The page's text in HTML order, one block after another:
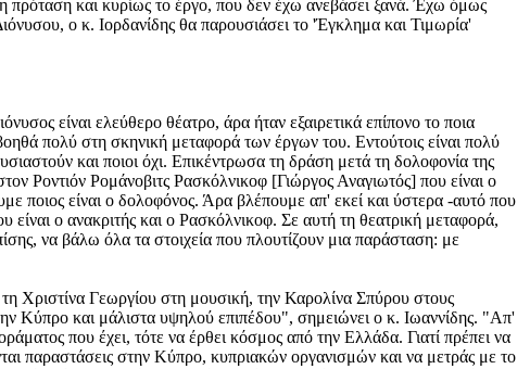
πρόταση και κυρίως το έργο, που δεν έχω ανεβάσει ξανά. Έχω όμως
ο κ. Ιορδανίδης θα παρουσιάσει το 'Έγκλημα και Τιμωρία'
είναι ελεύθερο θέατρο, άρα ήταν εξαιρετικά επίπονο το ποια
πολύ στη σκηνική μεταφορά των έργων του. Εντούτοις είναι πολύ
και ποιοι όχι. Επικέντρωσα τη δράση μετά τη δολοφονία της
Ροντιόν Ρομάνοβιτς Ρασκόλνικοφ [Γιώργος Αναγιωτός] που είναι ο
ποιος είναι ο δολοφόνος. Άρα βλέπουμε απ' εκεί και ύστερα -αυτό που
είναι ο ανακριτής και ο Ρασκόλνικοφ. Σε αυτή τη θεατρική μεταφορά,
να βάλω όλα τα στοιχεία που πλουτίζουν μια παράσταση: με
Χριστίνα Γεωργίου στη μουσική, την Καρολίνα Σπύρου στους
Κύπρο και μάλιστα υψηλού επιπέδου", σημειώνει ο κ. Ιωαννίδης. "Απ'
που έχει, τότε να έρθει κόσμος από την Ελλάδα. Γιατί πρέπει να
παραστάσεις στην Κύπρο, κυπριακών οργανισμών και να μετράς με το